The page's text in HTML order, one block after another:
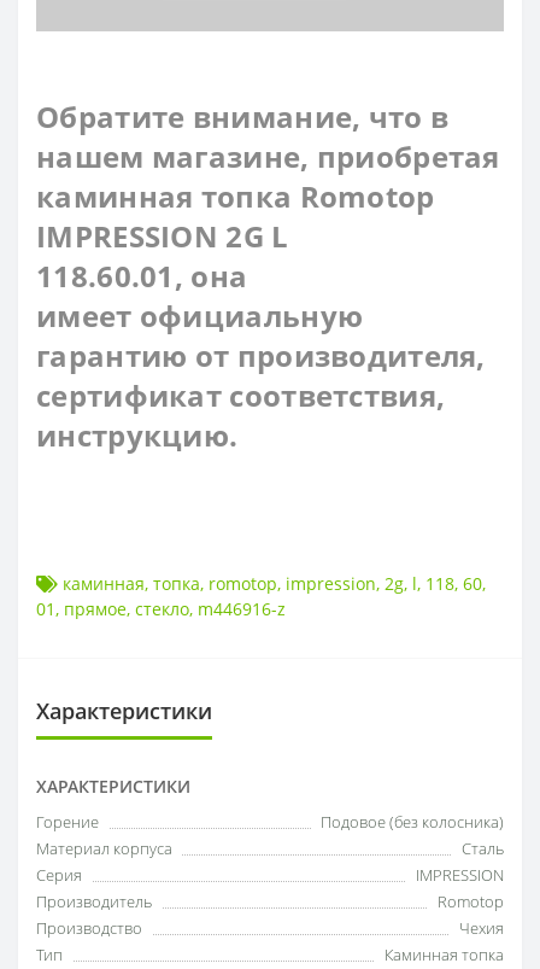
Обратите внимание, что в
нашем магазине, приобретая
каминная топка Romotop
IMPRESSION 2G L
118.60.01, она
имеет официальную
гарантию от производителя,
сертификат соответствия,
инструкцию.
каминная, топка, romotop, impression, 2g, l, 118, 60,
01, прямое, стекло, m446916-z
Характеристики
ХАРАКТЕРИСТИКИ
Горение
Подовое (без колосника)
Материал корпуса
Сталь
Серия
IMPRESSION
Производитель
Romotop
Производство
Чехия
Тип
Каминная топка